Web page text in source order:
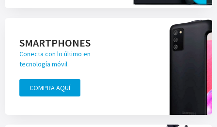
SMARTPHONES
Conecta con lo último en
tecnología móvil.
COMPRA AQUÍ